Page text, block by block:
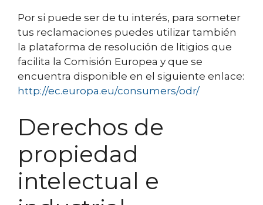
Por si puede ser de tu interés, para someter
tus reclamaciones puedes utilizar también
la plataforma de resolución de litigios que
facilita la Comisión Europea y que se
encuentra disponible en el siguiente enlace:
http://ec.europa.eu/consumers/odr/
Derechos de
propiedad
intelectual e